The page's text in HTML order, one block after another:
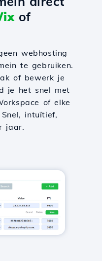
of
webhosting
te gebruiken.
of bewerk je
je het snel met
of elke
intuïtief,
jaar.